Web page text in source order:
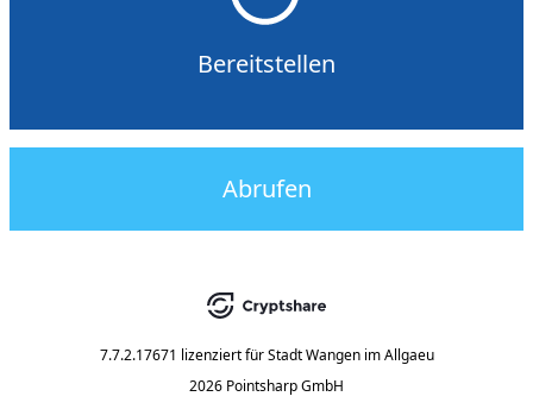
Bereitstellen
Abrufen
7.7.2.17671 lizenziert für Stadt Wangen im Allgaeu
2026 Pointsharp GmbH